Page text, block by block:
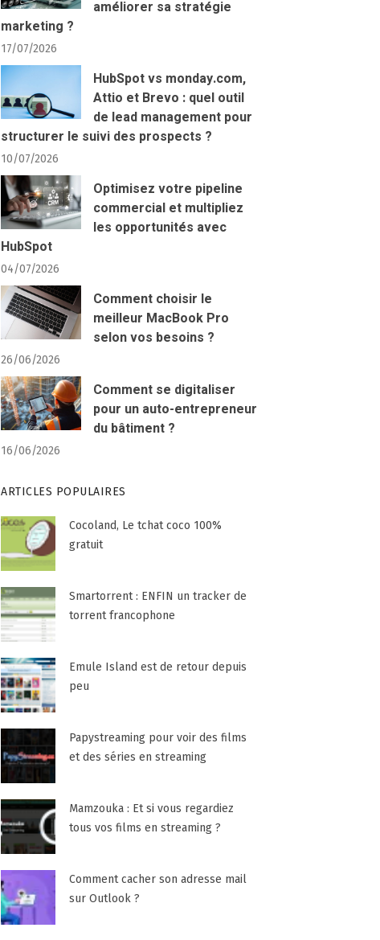
améliorer sa stratégie
marketing ?
17/07/2026
HubSpot vs monday.com,
Attio et Brevo : quel outil
de lead management pour
structurer le suivi des prospects ?
10/07/2026
Optimisez votre pipeline
commercial et multipliez
les opportunités avec
HubSpot
04/07/2026
Comment choisir le
meilleur MacBook Pro
selon vos besoins ?
26/06/2026
Comment se digitaliser
pour un auto-entrepreneur
du bâtiment ?
16/06/2026
ARTICLES POPULAIRES
Cocoland, Le tchat coco 100%
gratuit
Smartorrent : ENFIN un tracker de
torrent francophone
Emule Island est de retour depuis
peu
Papystreaming pour voir des films
et des séries en streaming
Mamzouka : Et si vous regardiez
tous vos films en streaming ?
Comment cacher son adresse mail
sur Outlook ?